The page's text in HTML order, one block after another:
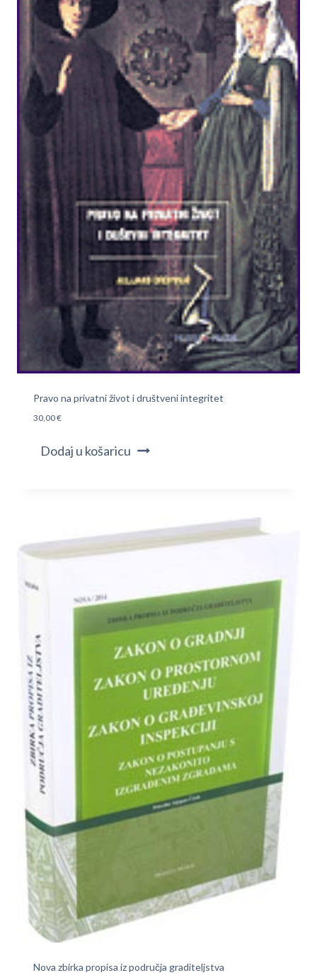
Pravo na privatni život i društveni integritet
30,00€
Dodaj u košaricu
Nova zbirka propisa iz područja graditeljstva